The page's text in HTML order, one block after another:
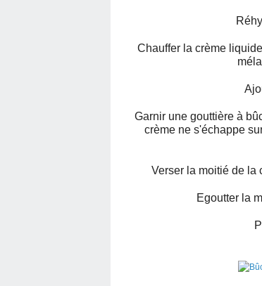
Chauffer la crème
Garnir une gouttière à
crème ne s'échappe
Verser la moitié de la
Egoutter la